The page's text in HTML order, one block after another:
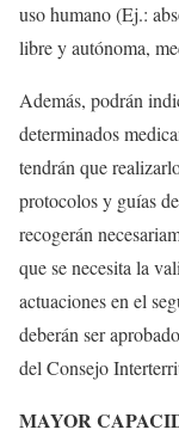
uso humano (Ej.:
libre y autónoma,
Además, podrán
determinados
tendrán que
protocolos y guías
recogerán
que se necesita la
actuaciones en el
deberán ser
del Consejo
MAYOR